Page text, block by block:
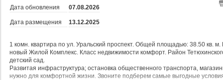
Дата обновления 07.08.2026
Дата размещения 13.12.2025
1 комн. квартира по ул. Уральский проспект. Общей площадью: 38.50 кв.
новый Жилой Комплекс. Класс недвижимости комфорт. Район
детский сад.
Развитая инфраструктура; остановка общественного транспорта,
нужно для комфортной жизни. Звоните подберем самые выгодные